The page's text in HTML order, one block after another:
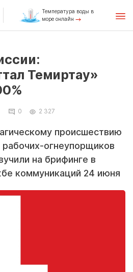
Температура воды в
море онлайн
Темиртау»
0 2 327
происшествию
огнеупорщиков
на брифинге в
коммуникаций 24 июня